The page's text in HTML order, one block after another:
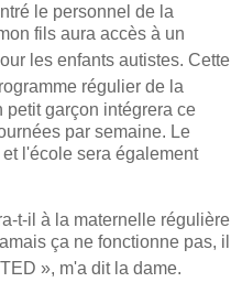
le personnel de la
fils aura accès à un
les enfants autistes. Cette
régulier de l a
petit garçon intégrera ce
par semaine. Le
l'école sera également
t-il à la maternelle régulière
ça ne fonctionne pas, il
», m'a dit la dame.